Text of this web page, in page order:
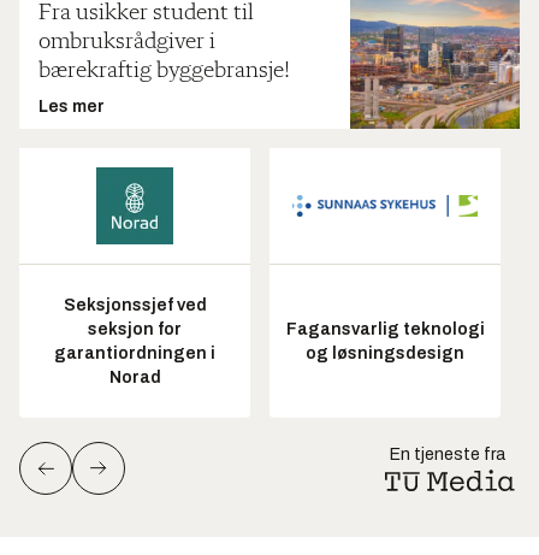
Fra usikker student til
ombruksrådgiver i
bærekraftig byggebransje!
Les mer
Seksjonssjef ved
seksjon for
garantiordningen i
Norad
Fagansvarlig teknologi
og løsningsdesign
En tjeneste fra